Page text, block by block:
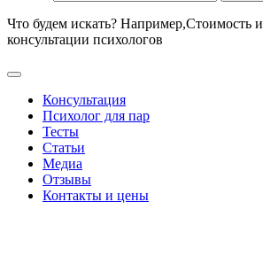
Что будем искать? Например,Стоимость
консультации психологов
Консультация
Психолог для пар
Тесты
Статьи
Медиа
Отзывы
Контакты и цены